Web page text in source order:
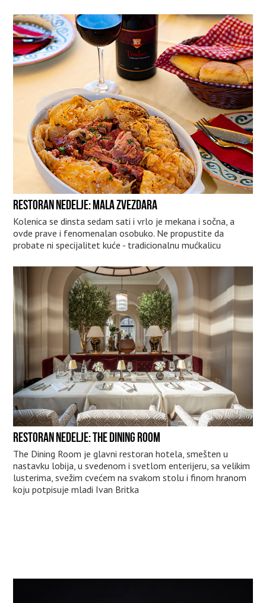
RESTORAN NEDELJE: MALA ZVEZDARA
Kolenica se dinsta sedam sati i vrlo je mekana i sočna, a
ovde prave i fenomenalan osobuko. Ne propustite da
probate ni specijalitet kuće - tradicionalnu mućkalicu
RESTORAN NEDELJE: THE DINING ROOM
The Dining Room je glavni restoran hotela, smešten u
nastavku lobija, u svedenom i svetlom enterijeru, sa velikim
lusterima, svežim cvećem na svakom stolu i finom hranom
koju potpisuje mladi Ivan Britka